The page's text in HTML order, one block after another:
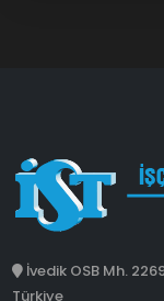
İvedik OSB Mh.
Türkiye